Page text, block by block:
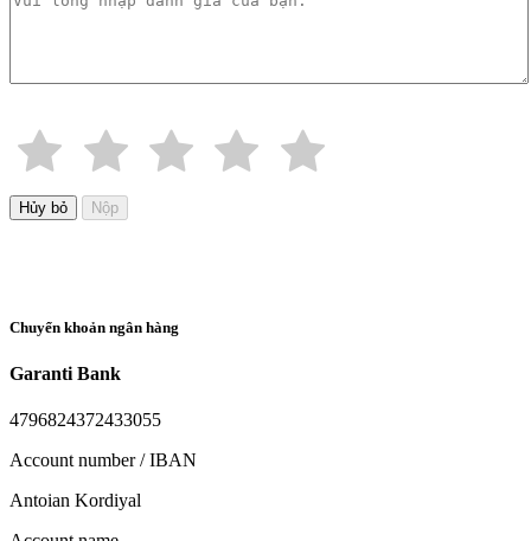
Hủy bỏ Nộp
Chuyển khoản ngân hàng
Garanti Bank
4796824372433055
Account number / IBAN
Antoian Kordiyal